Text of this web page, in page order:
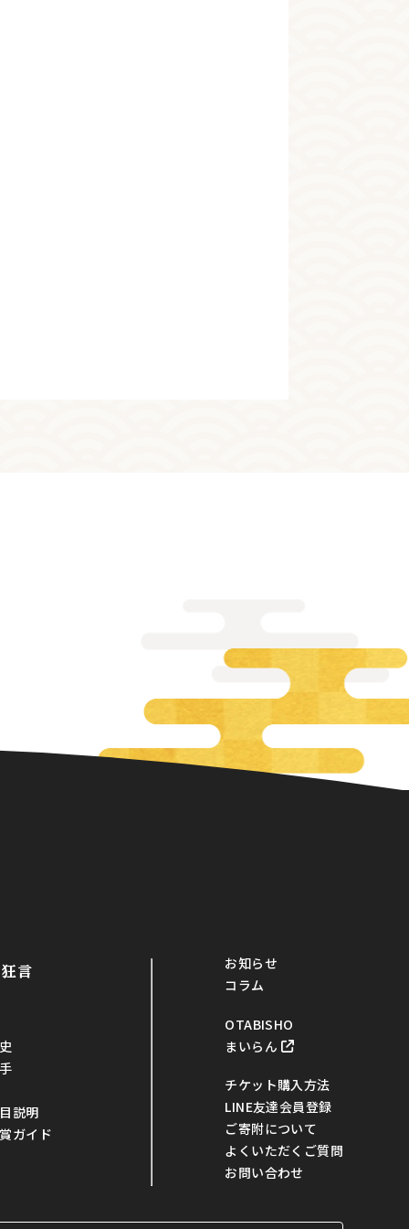
狂言
説明
ガイド
お知らせ
コラム
OTABISHO
まいらん
チケット購入方法
LINE友達会員登録
ご寄附について
よくいただくご質問
お問い合わせ